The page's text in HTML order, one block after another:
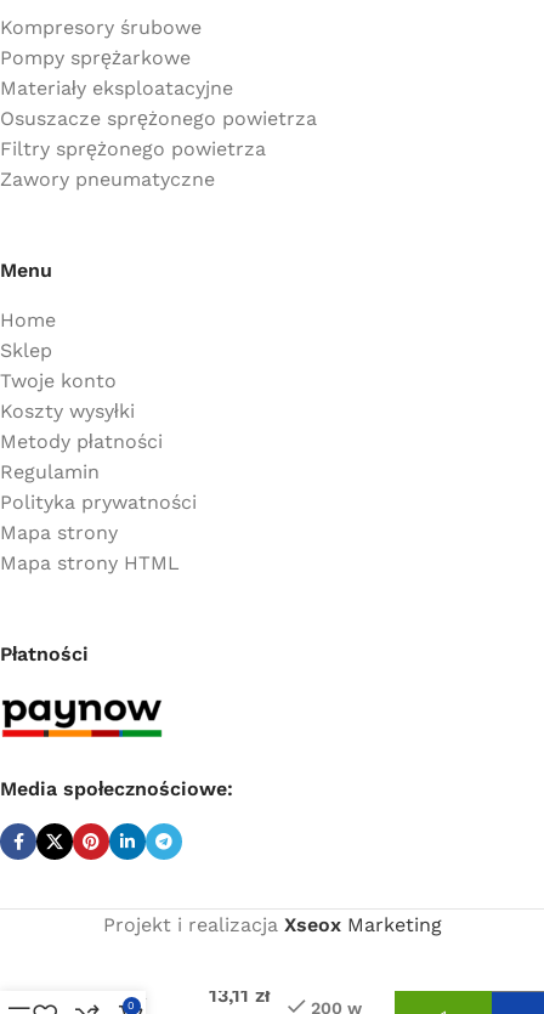
Kompresory śrubowe
Pompy sprężarkowe
Materiały eksploatacyjne
Osuszacze sprężonego powietrza
Filtry sprężonego powietrza
Zawory pneumatyczne
Menu
Home
Sklep
Twoje konto
Koszty wysyłki
Metody płatności
Regulamin
Polityka prywatności
Mapa strony
Mapa strony HTML
Płatności
Media społecznościowe:
Projekt i realizacja XseoxMarketing
1/2″ GW
Cena
13,11 zł
200 w
0